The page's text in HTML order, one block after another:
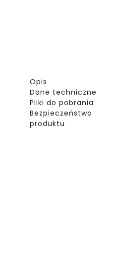
Opis
Dane techniczne
Pliki do pobrania
Bezpieczeństwo
produktu